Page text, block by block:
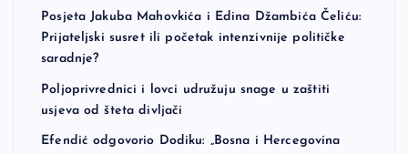
Posjeta Jakuba Mahovkića i Edina Džambića Čeliću:
Prijateljski susret ili početak intenzivnije političke
saradnje?
Poljoprivrednici i lovci udružuju snage u zaštiti
usjeva od šteta divljači
Efendić odgovorio Dodiku: „Bosna i Hercegovina